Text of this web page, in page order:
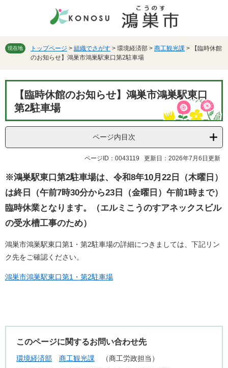
先
す。
を
し
へ
現在地 トップページ > 組織でさがす > 環境経済部 > 商工観光課 >
【臨時休館
のお知らせ】鴻巣市鴻巣駅東口第2駐車場
【臨時休館のお知らせ】鴻巣市鴻巣駅東口
第2駐車場
ページ内目次
ページID：0043119 更新日：2026年7月6日更新
※鴻巣駅東口第2駐車場は、令和8年10月22日（木曜日）
は終日（午前7時30分から23日（金曜日）午前1時まで）
臨時休業となります。（エルミこうのすアネックスビル
の受水槽工事のため）
鴻巣市鴻巣駅東口第1・第2駐車場の詳細につきましては、下記リン
ク先をご確認ください。
鴻巣市鴻巣駅東口第1・第2駐車場
このページに関するお問い合わせ先
環境経済部 商工観光課
商工労政担当